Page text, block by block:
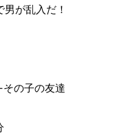
男が乱入だ！
の子の友達